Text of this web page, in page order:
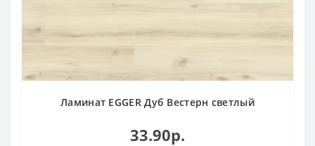
Ламинат EGGER Дуб Вестерн светлый
33.90р.